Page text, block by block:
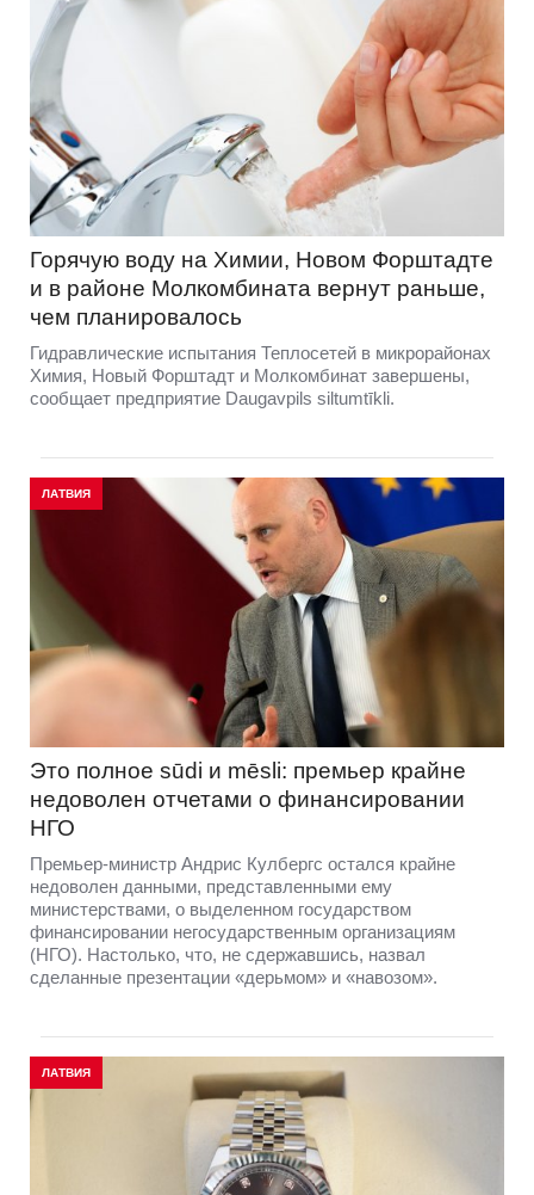
Горячую воду на Химии, Новом Форштадте
и в районе Молкомбината вернут раньше,
чем планировалось
Гидравлические испытания Теплосетей в микрорайонах
Химия, Новый Форштадт и Молкомбинат завершены,
сообщает предприятие Daugavpils siltumtīkli.
ЛАТВИЯ
Это полное sūdi и mēsli: премьер крайне
недоволен отчетами о финансировании
НГО
Премьер-министр Андрис Кулбергс остался крайне
недоволен данными, представленными ему
министерствами, о выделенном государством
финансировании негосударственным организациям
(НГО). Настолько, что, не сдержавшись, назвал
сделанные презентации «дерьмом» и «навозом».
ЛАТВИЯ